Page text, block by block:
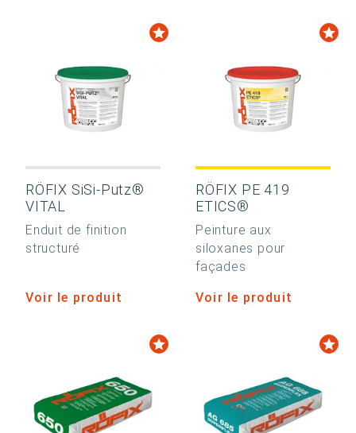
RÖFIX SiSi-Putz®
VITAL
Enduit de finition
structuré
Voir le produit
RÖFIX PE 419
ETICS®
Peinture aux
siloxanes pour
façades
Voir le produit